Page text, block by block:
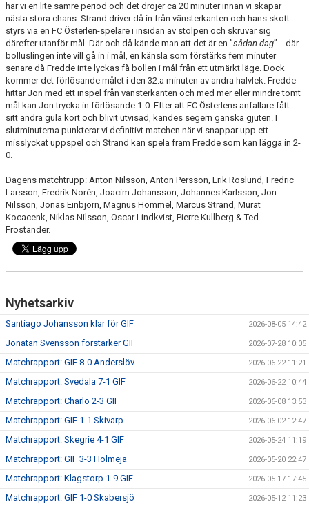
har vi en lite sämre period och det dröjer ca 20 minuter innan vi skapar
nästa stora chans. Strand driver då in från vänsterkanten och hans skott
styrs via en FC Österlen-spelare i insidan av stolpen och skruvar sig
därefter utanför mål. Där och då kände man att det är en ”sådan dag”… där
bolluslingen inte vill gå in i mål, en känsla som förstärks fem minuter
senare då Fredde inte lyckas få bollen i mål från ett utmärkt läge. Dock
kommer det förlösande målet i den 32:a minuten av andra halvlek. Fredde
hittar Jon med ett inspel från vänsterkanten och med mer eller mindre tomt
mål kan Jon trycka in förlösande 1-0. Efter att FC Österlens anfallare fått
sitt andra gula kort och blivit utvisad, kändes segern ganska gjuten. I
slutminuterna punkterar vi definitivt matchen när vi snappar upp ett
misslyckat uppspel och Strand kan spela fram Fredde som kan lägga in 2-
0.
Dagens matchtrupp: Anton Nilsson, Anton Persson, Erik Roslund, Fredric
Larsson, Fredrik Norén, Joacim Johansson, Johannes Karlsson, Jon
Nilsson, Jonas Einbjörn, Magnus Hommel, Marcus Strand, Murat
Kocacenk, Niklas Nilsson, Oscar Lindkvist, Pierre Kullberg & Ted
Frostander.
Nyhetsarkiv
Santiago Johansson klar för GIF 2026-08-05 14:42
Jonatan Svensson förstärker GIF 2026-07-28 10:05
Matchrapport: GIF 8-0 Anderslöv 2026-06-22 11:21
Matchrapport: Svedala 7-1 GIF 2026-06-22 10:44
Matchrapport: Charlo 2-3 GIF 2026-06-08 13:53
Matchrapport: GIF 1-1 Skivarp 2026-06-02 12:47
Matchrapport: Skegrie 4-1 GIF 2026-05-24 11:19
Matchrapport: GIF 3-3 Holmeja 2026-05-20 22:47
Matchrapport: Klagstorp 1-9 GIF 2026-05-17 17:45
Matchrapport: GIF 1-0 Skabersjö 2026-05-12 11:23